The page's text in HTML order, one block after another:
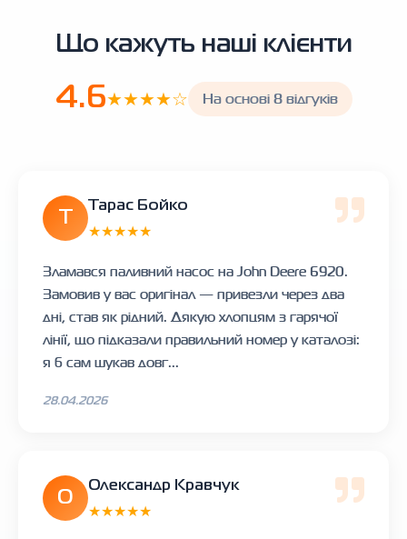
Що кажуть наші клієнти
4.6★★★★☆ На основі 8 відгуків
Тарас Бойко
★★★★★
Зламався паливний насос на John Deere 6920.
Замовив у вас оригінал — привезли через два
дні, став як рідний. Дякую хлопцям з гарячої
лінії, що підказали правильний номер у каталозі:
я б сам шукав довг...
28.04.2026
О
Олександр Кравчук
★★★★★